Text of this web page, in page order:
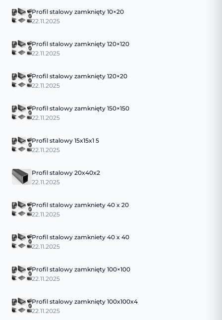
Profil stalowy zamknięty 10×20
22.11.2025
Profil stalowy zamknięty 120×120
22.11.2025
Profil stalowy zamknięty 120×20
22.11.2025
Profil stalowy zamknięty 150×150
22.11.2025
Profil stalowy 15x15x1 5
22.11.2025
Profil stalowy 20x40x2
22.11.2025
Profil stalowy zamkniety 40 x 20
22.11.2025
Profil stalowy zamkniety 40 x 40
22.11.2025
Profil stalowy zamknięty 100×100
22.11.2025
Profil stalowy zamknięty 100x100x4
22.11.2025